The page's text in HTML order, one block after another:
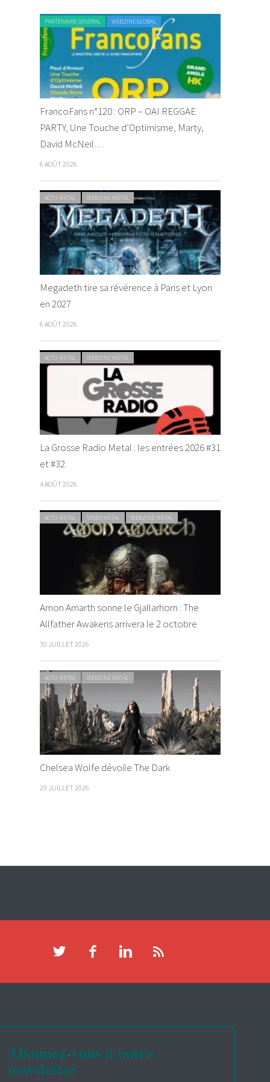
PARTENAIRE GENERAL WEBZINE GLOBAL
FrancoFans n°120 : ORP – OAI REGGAE
PARTY, Une Touche d’Optimisme, Marty,
David McNeil…
6 AOÛT 2026
ACTU METAL WEBZINE METAL
Megadeth tire sa révérence à Paris et Lyon
en 2027
6 AOÛT 2026
ACTU METAL WEBZINE METAL
La Grosse Radio Metal : les entrées 2026 #31
et #32
4 AOÛT 2026
ACTU METAL VIDEO METAL WEBZINE METAL
Amon Amarth sonne le Gjallarhorn : The
Allfather Awakens arrivera le 2 octobre
30 JUILLET 2026
ACTU METAL WEBZINE METAL
Chelsea Wolfe dévoile The Dark
29 JUILLET 2026
Abonnez-vous à notre
newsletter